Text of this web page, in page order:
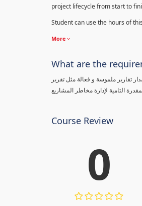
project lifecycle from start to
Student can use the hours of
More
What are the
تقارير ملموسة و فعالة مثل تقرير
Course Review
0